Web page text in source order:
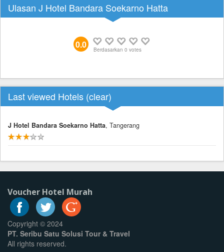
Ulasan J Hotel Bandara Soekarno Hatta
0.0 Berdasarkan 0 votes
Last viewed Hotels (clear)
J Hotel Bandara Soekarno Hatta, Tangerang
Voucher Hotel Murah
Copyright © 2024
PT. Seribu Satu Solusi Tour & Travel
All rights reserved.